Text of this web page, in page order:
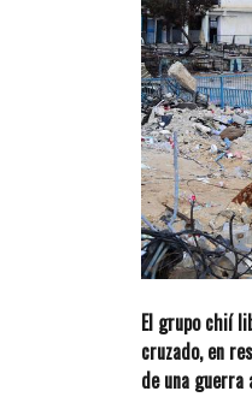
El grupo chií
cruzado, en
de una